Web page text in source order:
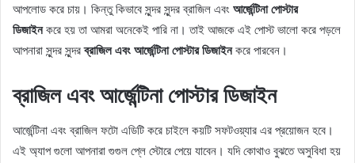
আপলোড করে চায়। কিন্তু কিভাবে সুন্দর সুন্দর ব্রাজিল এবং আর্জেন্টিনা পোস্টার
ডিজাইনকরে হয় তা আমরা অনেকেই পারি না। তাই আজকে এই পোস্ট ভালো করে পড়লে
আপনারা সুন্দর সুন্দরব্রাজিল এবং আর্জেন্টিনা পোস্টার ডিজাইনকরে পারবেন।
ব্রাজিল এবং আর্জেন্টিনা পোস্টার ডিজাইন
আর্জেন্টিনা এবং ব্রাজিল ফটো এডিটি করে চাইলে কয়টি সফটওয়্যার এর প্রয়োজন হবে।
এই অ্যাপ গুলো আপনারা গুগুল প্লে স্টোরে পেয়ে যাবেন। যদি কোথাও বুঝতে অসুবিধা হয়